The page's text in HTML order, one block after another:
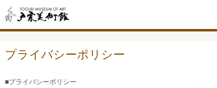
プライバシーポリシー
■プライバシーポリシー